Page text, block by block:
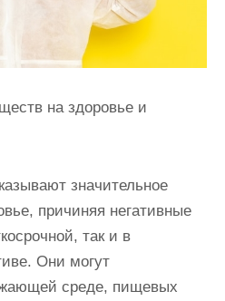
на здоровье и
значительное
причиняя негативные
так и в
Они могут
среде, пищевых